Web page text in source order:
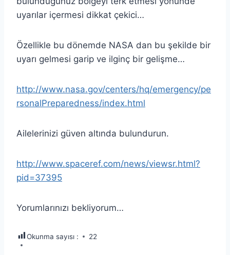
uyarılar içermesi dikkat çekici…
Özellikle bu dönemde NASA dan bu şekilde bir
uyarı gelmesi garip ve ilginç bir gelişme…
http://www.nasa.gov/centers/hq/emergency/pe
rsonalPreparedness/index.html
Ailelerinizi güven altında bulundurun.
http://www.spaceref.com/news/viewsr.html?
pid=37395
Yorumlarınızı bekliyorum…
Okunma sayısı : 22